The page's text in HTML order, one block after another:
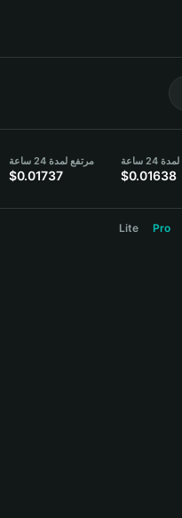
مرتفع لمدة 24 ساعة
$0.01737
ساعة
$0.01638
Lite Pro